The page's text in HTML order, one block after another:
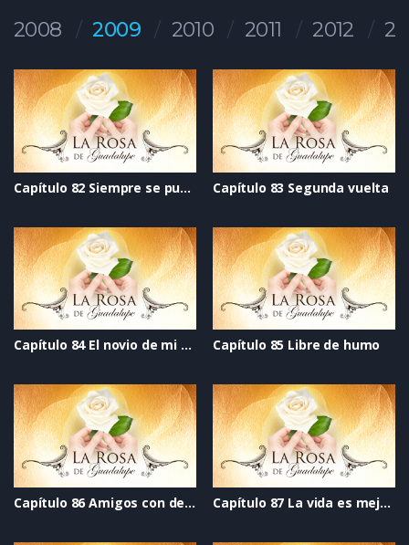
2008 2009 2010 2011 2012
Capítulo 82 Siempre se puede Capítulo 83 Segunda vuelta
Capítulo 84 El novio de mi mejor amiga Capítulo 85 Libre de humo
Capítulo 86 Amigos con derechos Capítulo 87 La vida es mejor cantando